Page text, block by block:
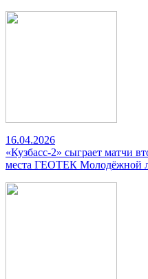
16.04.2026
«Кузбасс-2» сыграет матчи
места ГЕОТЕК Молодёжной